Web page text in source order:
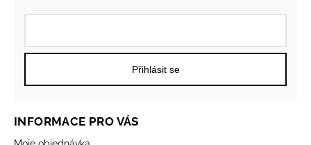
Přihlásit se
INFORMACE PRO VÁS